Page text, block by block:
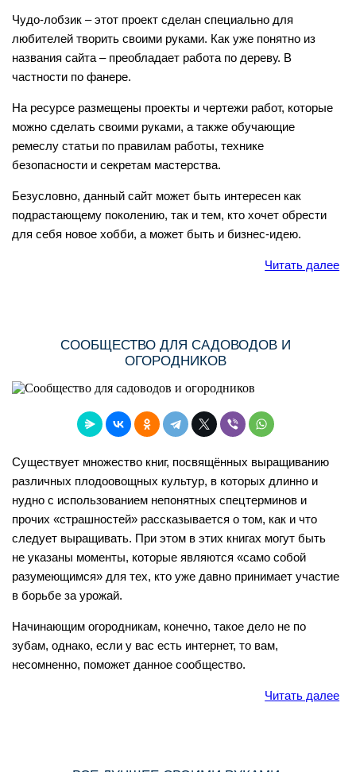
Чудо-лобзик – этот проект сделан специально для
любителей творить своими руками. Как уже понятно из
названия сайта – преобладает работа по дереву. В
частности по фанере.
На ресурсе размещены проекты и чертежи работ, которые
можно сделать своими руками, а также обучающие
ремеслу статьи по правилам работы, технике
безопасности и секретам мастерства.
Безусловно, данный сайт может быть интересен как
подрастающему поколению, так и тем, кто хочет обрести
для себя новое хобби, а может быть и бизнес-идею.
Читать далее
СООБЩЕСТВО ДЛЯ САДОВОДОВ И
ОГОРОДНИКОВ
Существует множество книг, посвящённых выращиванию
различных плодоовощных культур, в которых длинно и
нудно с использованием непонятных спецтерминов и
прочих «страшностей» рассказывается о том, как и что
следует выращивать. При этом в этих книгах могут быть
не указаны моменты, которые являются «само собой
разумеющимся» для тех, кто уже давно принимает участие
в борьбе за урожай.
Начинающим огородникам, конечно, такое дело не по
зубам, однако, если у вас есть интернет, то вам,
несомненно, поможет данное сообщество.
Читать далее